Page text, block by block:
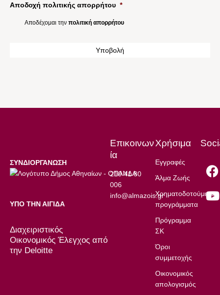
Αποδοχή πολιτικής απορρήτου *
Αποδέχομαι την πολιτική απορρήτου
ΣΥΝΔΙΟΡΓΑΝΩΣΗ
ΥΠΟ ΤΗΝ ΑΙΓΙΔΑ
Διαχειριστικός
Οικονομικός Έλεγχος από
την Deloitte
Επικοινων
ία
210 41 80
006
info@almazois.gr
Χρήσιμα
Εγγραφές
Άλμα Ζωής
Χρηματοδοτούμενα
προγράμματα
Πρόγραμμα
ΣΚ
Όροι
συμμετοχής
Οικονομικός
απολογισμός